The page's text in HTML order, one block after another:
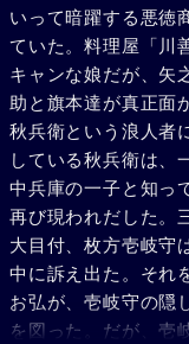
いって暗躍する悪徳
ていた。料理屋「川
キャンな娘だが、矢
助と旗本達が真正面
秋兵衛という浪人者
している秋兵衛は、
中兵庫の一子と知っ
再び現われだした。
大目付、枚方壱岐守
中に訴え出た。それ
お弘が、壱岐守の隠
を図った。だが、壱